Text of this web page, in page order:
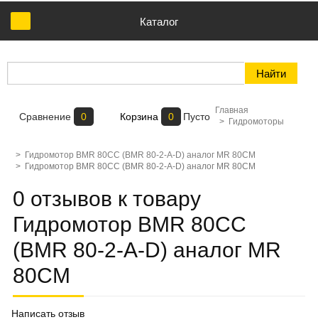
Каталог
Сравнение 0 Корзина 0 Пусто
Главная
> Гидромоторы
> Гидромотор BMR 80CC (BMR 80-2-A-D) аналог MR 80CM
> Гидромотор BMR 80CC (BMR 80-2-A-D) аналог MR 80CM
0 отзывов к товару
Гидромотор BMR 80CC
(BMR 80-2-A-D) аналог MR
80CM
Написать отзыв